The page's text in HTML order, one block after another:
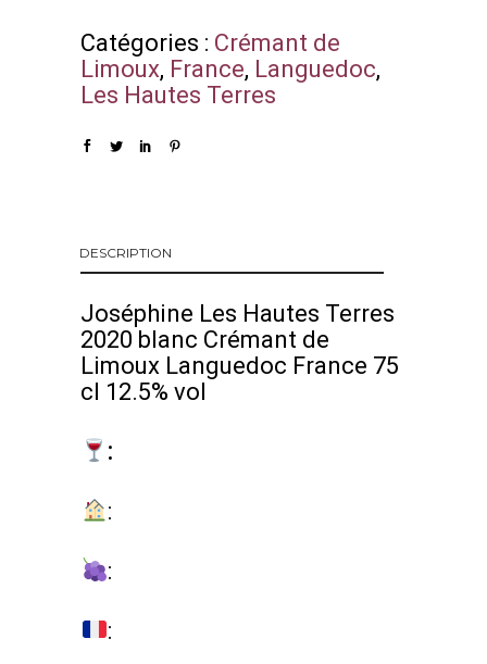
Catégories : Crémant de
Limoux, France, Languedoc,
Les Hautes Terres
DESCRIPTION
Joséphine Les Hautes Terres
2020 blanc Crémant de
Limoux Languedoc France 75
cl 12.5% vol
:
:
:
: